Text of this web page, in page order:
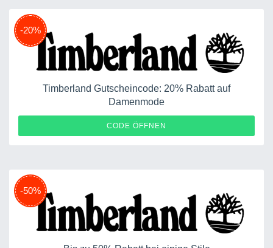
-20%
Timberland Gutscheincode: 20% Rabatt auf
Damenmode
CODE ÖFFNEN
-50%